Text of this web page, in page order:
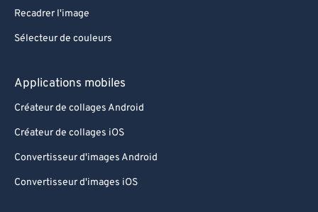
Recadrer l'image
Sélecteur de couleurs
Applications mobiles
Créateur de collages Android
Créateur de collages iOS
Convertisseur d'images Android
Convertisseur d'images iOS